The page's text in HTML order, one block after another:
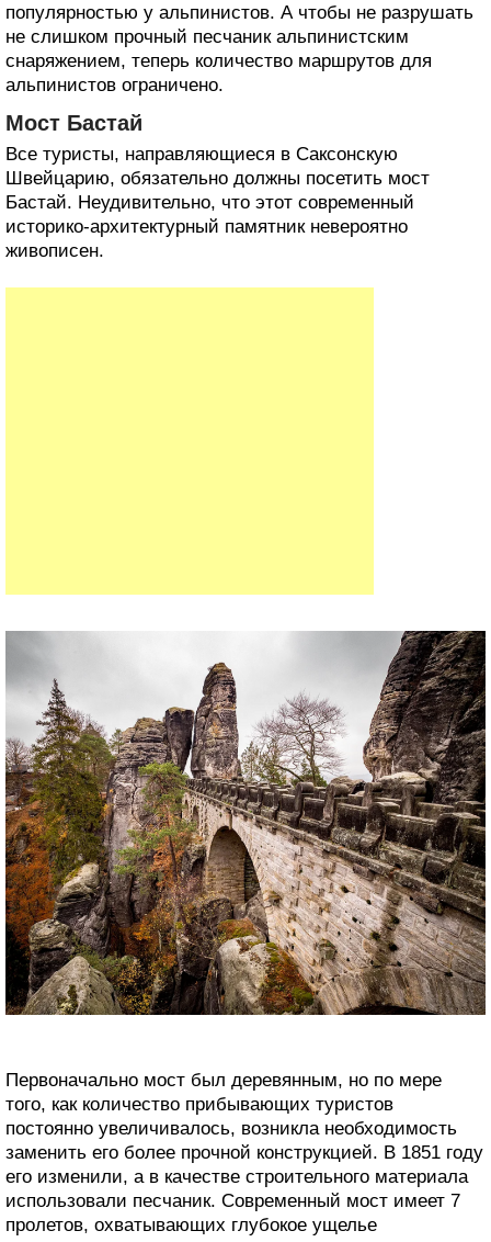
популярностью у альпинистов. А чтобы не разрушать
не слишком прочный песчаник альпинистским
снаряжением, теперь количество маршрутов для
альпинистов ограничено.
Мост Бастай
Все туристы, направляющиеся в Саксонскую
Швейцарию, обязательно должны посетить мост
Бастай. Неудивительно, что этот современный
историко-архитектурный памятник невероятно
живописен.
Первоначально мост был деревянным, но по мере
того, как количество прибывающих туристов
постоянно увеличивалось, возникла необходимость
заменить его более прочной конструкцией. В 1851 году
его изменили, а в качестве строительного материала
использовали песчаник. Современный мост имеет 7
пролетов, охватывающих глубокое ущелье